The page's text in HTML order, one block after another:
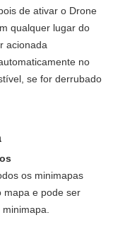
de ativar o Drone
qualquer lugar do
acionada
no
se for derrubado
os minimapas
mapa e pode ser